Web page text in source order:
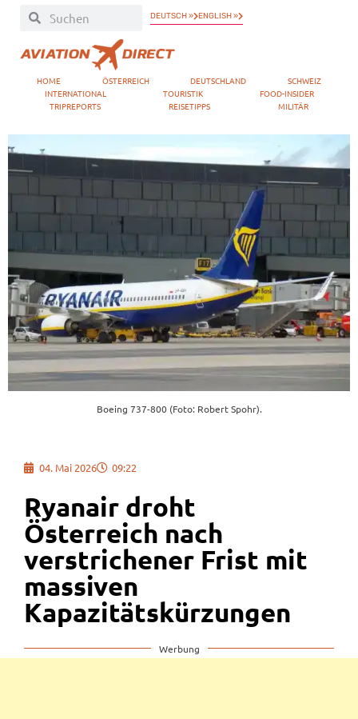
DEUTSCH » ENGLISH »
HOME ÖSTERREICH DEUTSCHLAND
SCHWEIZ
INTERNATIONAL
TOURISTIK
FOOD-INSIDER
TRIPREPORTS
REISETIPPS MILITÄR
Boeing 737-800 (Foto: Robert Spohr).
04. Mai 2026 09:22
Ryanair droht
Österreich nach
verstrichener Frist mit
massiven
Kapazitätskürzungen
Werbung